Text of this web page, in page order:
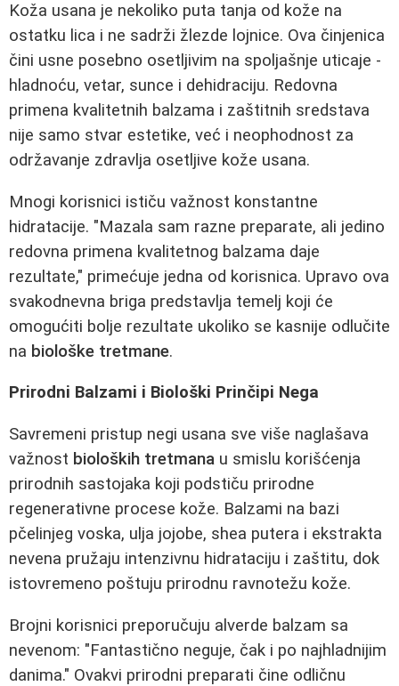
Koža usana je nekoliko puta tanja od kože na
ostatku lica i ne sadrži žlezde lojnice. Ova činjenica
čini usne posebno osetljivim na spoljašnje uticaje -
hladnoću, vetar, sunce i dehidraciju. Redovna
primena kvalitetnih balzama i zaštitnih sredstava
nije samo stvar estetike, već i neophodnost za
održavanje zdravlja osetljive kože usana.
Mnogi korisnici ističu važnost konstantne
hidratacije. "Mazala sam razne preparate, ali jedino
redovna primena kvalitetnog balzama daje
rezultate," primećuje jedna od korisnica. Upravo ova
svakodnevna briga predstavlja temelj koji će
omogućiti bolje rezultate ukoliko se kasnije odlučite
na biološke tretmane.
Prirodni Balzami i Biološki Prinčipi Nega
Savremeni pristup negi usana sve više naglašava
važnost bioloških tretmana u smislu korišćenja
prirodnih sastojaka koji podstiču prirodne
regenerativne procese kože. Balzami na bazi
pčelinjeg voska, ulja jojobe, shea putera i ekstrakta
nevena pružaju intenzivnu hidrataciju i zaštitu, dok
istovremeno poštuju prirodnu ravnotežu kože.
Brojni korisnici preporučuju alverde balzam sa
nevenom: "Fantastično neguje, čak i po najhladnijim
danima." Ovakvi prirodni preparati čine odličnu